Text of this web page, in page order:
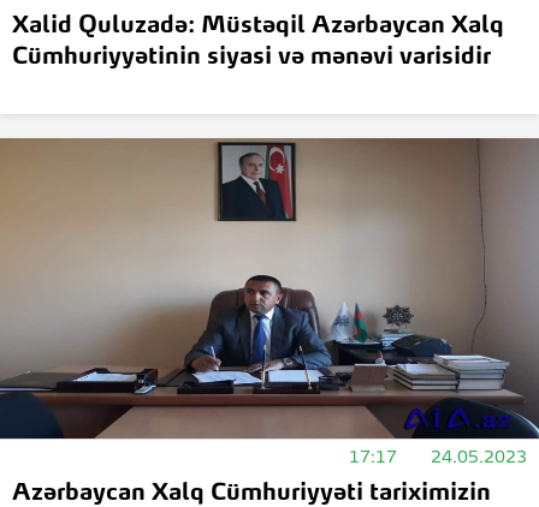
Xalid Quluzadə: Müstəqil Azərbaycan Xalq
Cümhuriyyətinin siyasi və mənəvi varisidir
17:17 24.05.2023
Azərbaycan Xalq Cümhuriyyəti tariximizin